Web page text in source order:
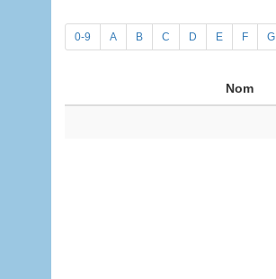
0-9 A B C D E F G
Nom